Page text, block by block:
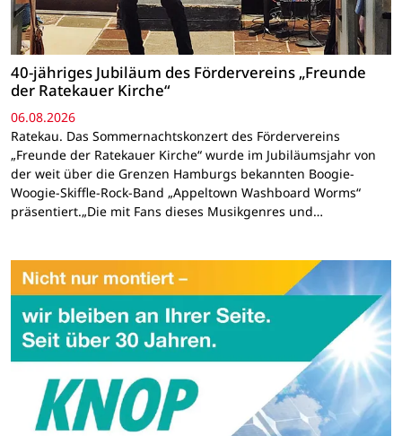
40-jähriges Jubiläum des Fördervereins „Freunde
der Ratekauer Kirche“
06.08.2026
Ratekau. Das Sommernachtskonzert des Fördervereins
„Freunde der Ratekauer Kirche“ wurde im Jubiläumsjahr von
der weit über die Grenzen Hamburgs bekannten Boogie-
Woogie-Skiffle-Rock-Band „Appeltown Washboard Worms“
präsentiert.„Die mit Fans dieses Musikgenres und…